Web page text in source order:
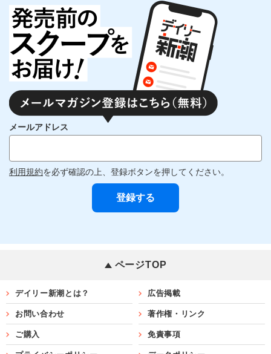
メールアドレス
利用規約を必ず確認の上、登録ボタンを押してください。
ページTOP
デイリー新潮とは？ 広告掲載
お問い合わせ 著作権・リンク
ご購入 免責事項